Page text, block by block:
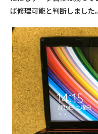
ば修理可能と判断しました。